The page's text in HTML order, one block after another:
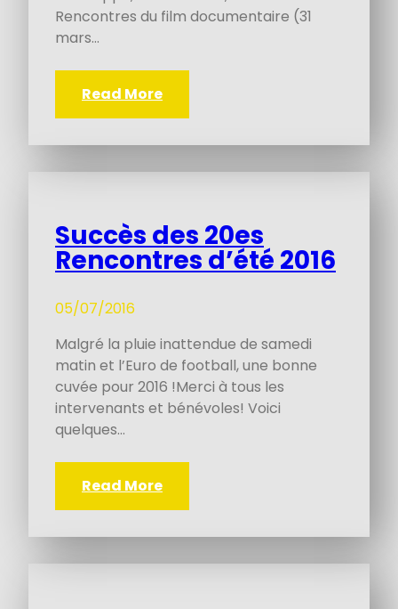
Rencontres du film documentaire (31
mars…
Read More
Succès des 20es
Rencontres d’été 2016
05/07/2016
Malgré la pluie inattendue de samedi
matin et l’Euro de football, une bonne
cuvée pour 2016 !Merci à tous les
intervenants et bénévoles! Voici
quelques…
Read More